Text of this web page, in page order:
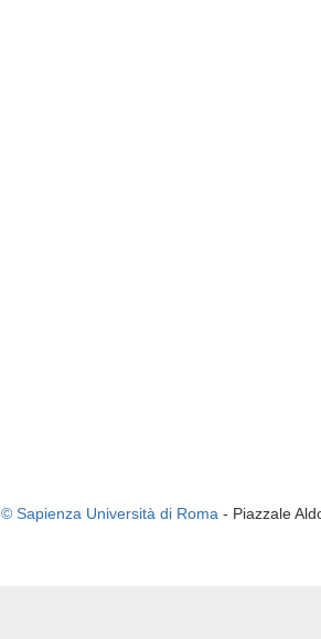
© Sapienza Università di Roma - Piazzale